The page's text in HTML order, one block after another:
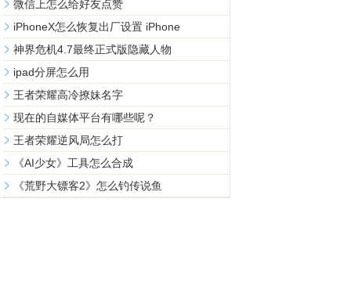
微信上怎么给好友点赞
iPhoneX怎么恢复出厂设置 iPhone
神界危机4.7最终正式版隐藏人物
ipad分屏怎么用
王者荣耀高冷撩妹名字
现在的自媒体平台有哪些呢？
王者荣耀逆风局怎么打
《AI少女》工具怎么合成
《荒野大镖客2》怎么钓传说鱼